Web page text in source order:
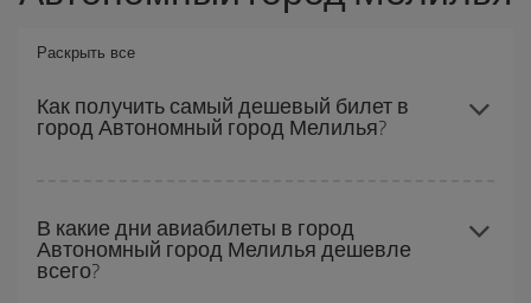
Раскрыть все
Как получить самый дешевый билет в
город Автономный город Мелилья?
дешевый авиабилет, если будете избегать пиковых дат,
покупать заранее и сможете гибко выбирать даты и время
перелета туда и обратно. Кроме того, если вы еще не
В какие дни авиабилеты в город
Автономный город Мелилья дешевле
всего?